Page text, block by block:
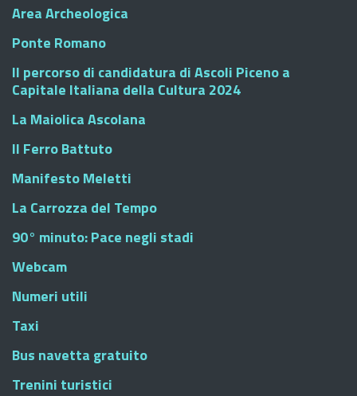
Area Archeologica
Ponte Romano
Il percorso di candidatura di Ascoli Piceno a
Capitale Italiana della Cultura 2024
La Maiolica Ascolana
Il Ferro Battuto
Manifesto Meletti
La Carrozza del Tempo
90° minuto: Pace negli stadi
Webcam
Numeri utili
Taxi
Bus navetta gratuito
Trenini turistici